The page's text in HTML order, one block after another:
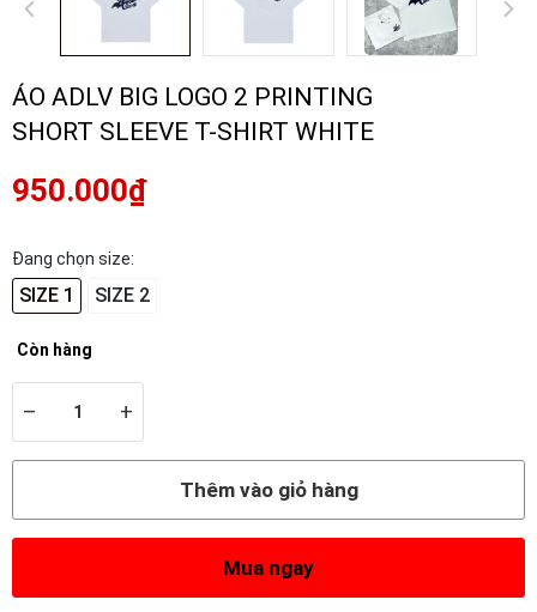
ÁO ADLV BIG LOGO 2 PRINTING
SHORT SLEEVE T-SHIRT WHITE
950.000₫
Đang chọn size:
SIZE 1 SIZE 2
Còn hàng
– +
Thêm vào giỏ hàng
Mua ngay